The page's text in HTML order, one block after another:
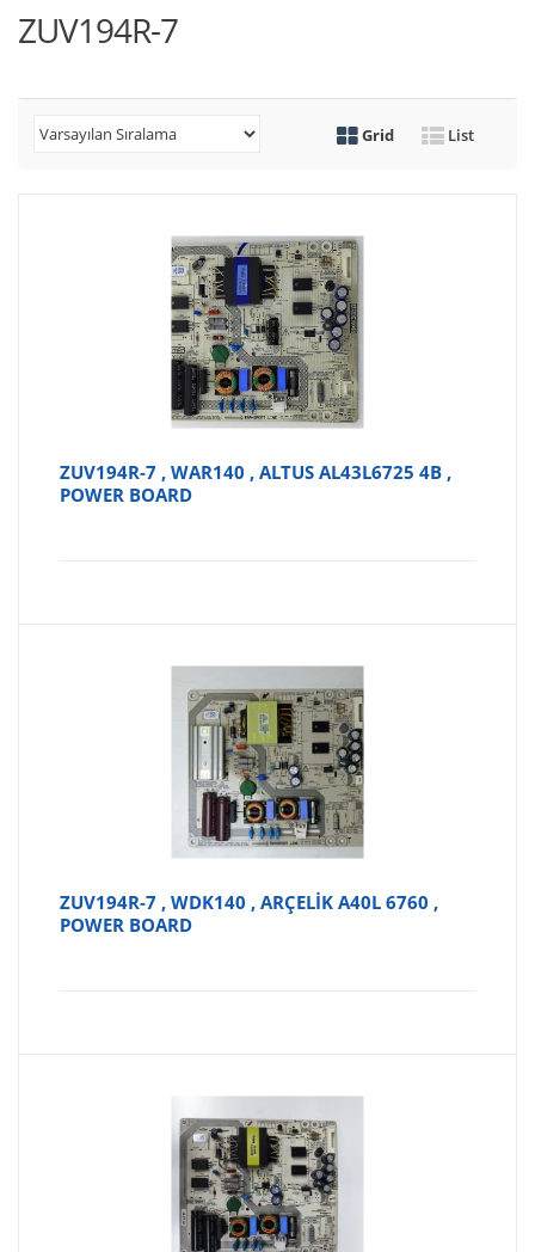
ZUV194R-7
Grid List
ZUV194R-7 , WAR140 , ALTUS AL43L6725 4B ,
POWER BOARD
ZUV194R-7 , WDK140 , ARÇELİK A40L 6760 ,
POWER BOARD